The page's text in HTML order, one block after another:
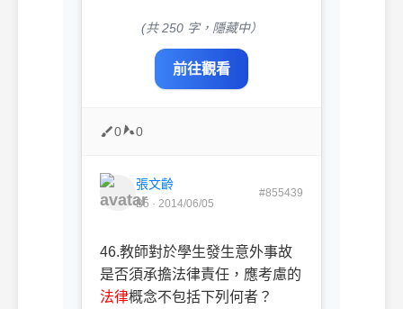
(共 250 字，隱藏中）
前往觀看
0 0
張文齡
B5 · 2014/06/05
#855439
46.教師對於學生發生意外事故
是否須承擔法律責任，應考慮的
法律概念不包括下列何者？